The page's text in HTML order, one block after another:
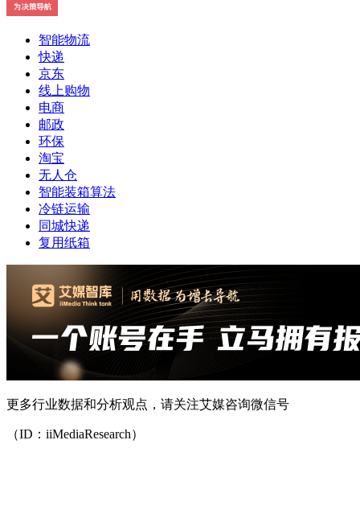
智能物流
快递
京东
线上购物
电商
邮政
环保
淘宝
无人仓
智能装箱算法
冷链运输
同城快递
复用纸箱
更多行业数据和分析观点，请关注艾媒咨询微信号
（ID：iiMediaResearch）